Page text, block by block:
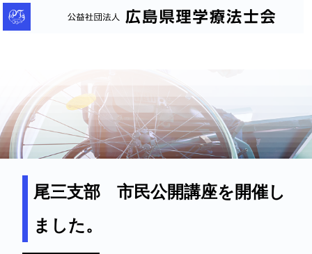
公
益
広
島
尾三支部 市民公開講座を開催し
ました。